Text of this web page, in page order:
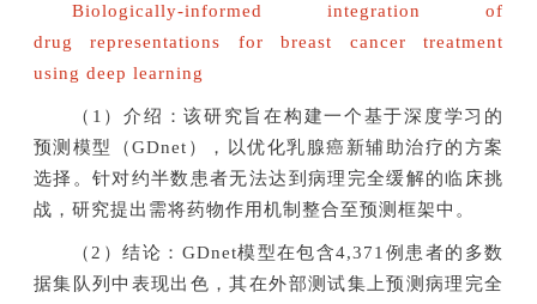
Biologically-informed integration of
drug representations for breast cancer treatment
using deep learning
（1）介绍：该研究旨在构建一个基于深度学习的
预测模型（GDnet），以优化乳腺癌新辅助治疗的方案
选择。针对约半数患者无法达到病理完全缓解的临床挑
战，研究提出需将药物作用机制整合至预测框架中。
（2）结论：GDnet模型在包含4,371例患者的多数
据集队列中表现出色，其在外部测试集上预测病理完全